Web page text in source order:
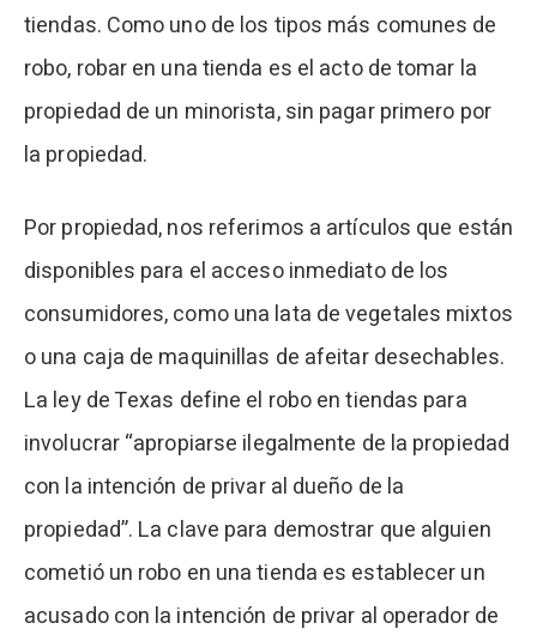
tiendas. Como uno de los tipos más comunes de
robo, robar en una tienda es el acto de tomar la
propiedad de un minorista, sin pagar primero por
la propiedad.
Por propiedad, nos referimos a artículos que están
disponibles para el acceso inmediato de los
consumidores, como una lata de vegetales mixtos
o una caja de maquinillas de afeitar desechables.
La ley de Texas define el robo en tiendas para
involucrar “apropiarse ilegalmente de la propiedad
con la intención de privar al dueño de la
propiedad”. La clave para demostrar que alguien
cometió un robo en una tienda es establecer un
acusado con la intención de privar al operador de